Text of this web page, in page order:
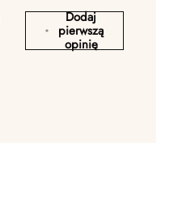
Dodaj
pierwszą
opinię